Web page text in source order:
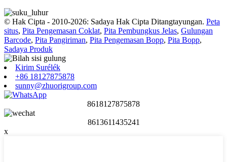
© Hak Cipta - 2010-2026: Sadaya Hak Cipta Ditangtayungan. Peta
situs, Pita Pengemasan Coklat, Pita Pembungkus Jelas, Gulungan
Barcode, Pita Pangiriman, Pita Pengemasan Bopp, Pita Bopp,
Sadaya Produk
Kirim Surélék
+86 18127875878
sunny@zhuorigroup.com
8618127875878
8613611435241
x